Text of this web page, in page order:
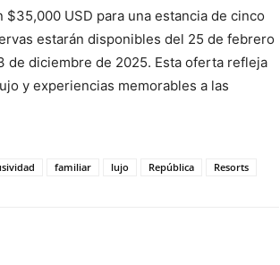
USD para una estancia de cinco
estarán disponibles del 25 de febrero
de diciembre de 2025. Esta oferta refleja
y experiencias memorables a las
familiar lujo República Resorts